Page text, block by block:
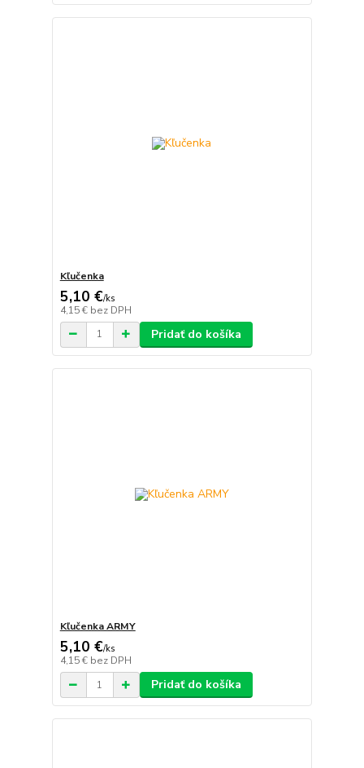
Kľučenka
5,10 €/ks
4,15 € bez DPH
Pridať do košíka
Kľučenka ARMY
5,10 €/ks
4,15 € bez DPH
Pridať do košíka